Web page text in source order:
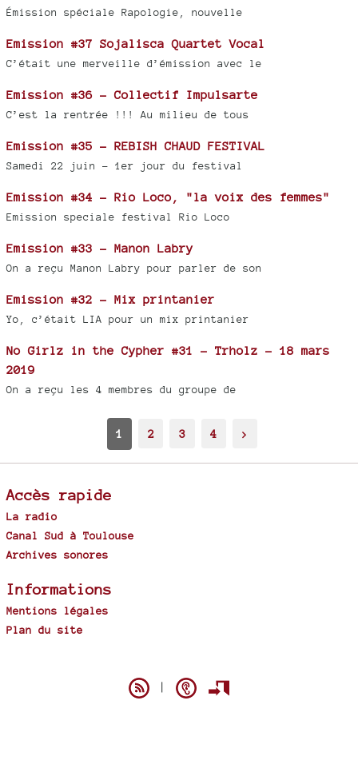
Émission spéciale Rapologie, nouvelle
Emission #37 Sojalisca Quartet Vocal
C’était une merveille d’émission avec le
Emission #36 - Collectif Impulsarte
C’est la rentrée !!! Au milieu de tous
Emission #35 - REBISH CHAUD FESTIVAL
Samedi 22 juin - 1er jour du festival
Emission #34 - Rio Loco, "la voix des femmes"
Emission speciale festival Rio Loco
Emission #33 - Manon Labry
On a reçu Manon Labry pour parler de son
Emission #32 - Mix printanier
Yo, c’était LIA pour un mix printanier
No Girlz in the Cypher #31 - Trholz - 18 mars
2019
On a reçu les 4 membres du groupe de
1 2 3 4 >
Accès rapide
La radio
Canal Sud à Toulouse
Archives sonores
Informations
Mentions légales
Plan du site
|